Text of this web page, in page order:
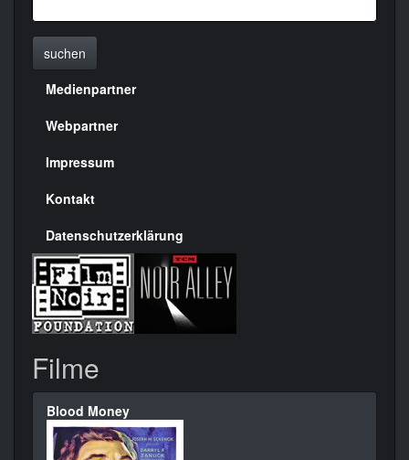
suchen
Menülinks
rechte
Seite
Medienpartner
Webpartner
Impressum
Kontakt
Datenschutzerklärung
Filme
Blood Money